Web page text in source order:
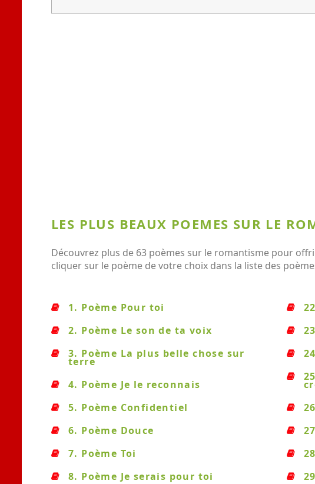
LES PLUS BEAUX POEMES SUR LE
Découvrez plus de 63 poèmes sur le romantisme pour
cliquer sur le poème de votre choix dans la liste des
1. Poème Pour toi
2. Poème Le son de ta voix
3. Poème La plus belle chose sur
terre
4. Poème Je le reconnais
5. Poème Confidentiel
6. Poème Douce
7. Poème Toi
8. Poème Je serais pour toi